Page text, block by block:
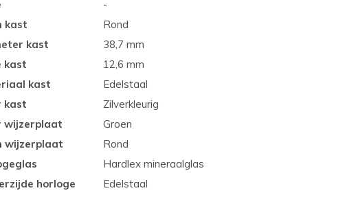
-
kast
Rond
kast
38,7 mm
kast
12,6 mm
kast
Edelstaal
kast
Zilverkleurig
wijzerplaat
Groen
wijzerplaat
Rond
Hardlex mineraalglas
horloge
Edelstaal